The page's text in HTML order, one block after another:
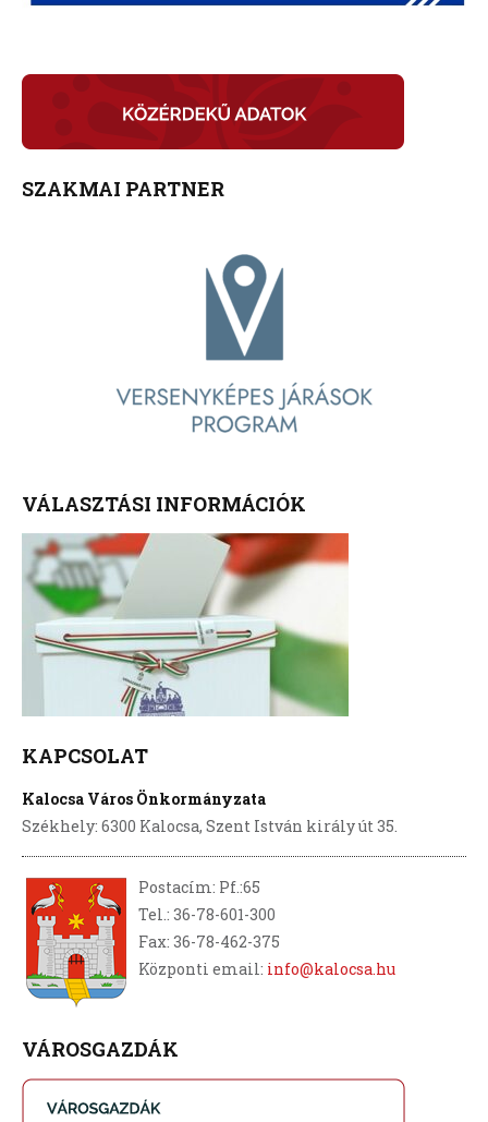
SZAKMAI PARTNER
VÁLASZTÁSI INFORMÁCIÓK
KAPCSOLAT
Kalocsa Város Önkormányzata
Székhely: 6300 Kalocsa, Szent István király út 35.
Postacím: Pf.:65
Tel.: 36-78-601-300
Fax: 36-78-462-375
Központi email: info@kalocsa.hu
VÁROSGAZDÁK